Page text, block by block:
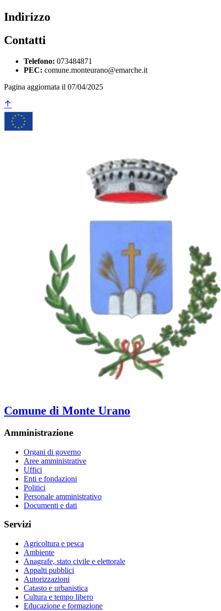
Indirizzo
Contatti
Telefono: 073484871
PEC: comune.monteurano@emarche.it
Pagina aggiornata il 07/04/2025
Comune di Monte Urano
Amministrazione
Organi di governo
Aree amministrative
Uffici
Enti e fondazioni
Politici
Personale amministrativo
Documenti e dati
Servizi
Agricoltura e pesca
Ambiente
Anagrafe, stato civile e elettorale
Appalti pubblici
Autorizzazioni
Catasto e urbanistica
Cultura e tempo libero
Educazione e formazione